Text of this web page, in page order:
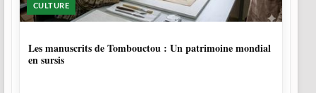
CULTURE
Les manuscrits de Tombouctou : Un patrimoine mondial
en sursis